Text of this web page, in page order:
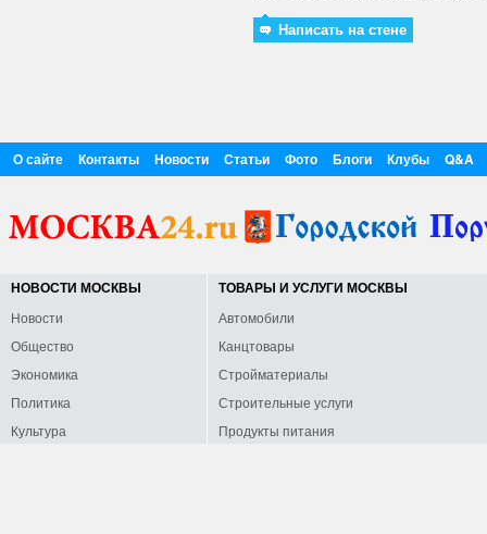
Написать на стене
О сайте Контакты Новости Статьи Фото Блоги Клубы Q&A
НОВОСТИ МОСКВЫ
Новости
Общество
Экономика
Политика
Культура
ТОВАРЫ И УСЛУГИ МОСКВЫ
Автомобили
Канцтовары
Стройматериалы
Строительные услуги
Продукты питания